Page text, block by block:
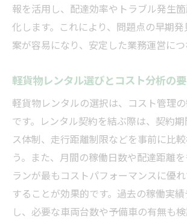
報を活用し、配達効率やトラブル発生
化します。これにより、問題点の早期
案が容易になり、安定した業務運営につ
軽貨物レンタル選びとコスト分析の
軽貨物レンタルの選択は、コスト管理
です。レンタル契約を結ぶ際は、契約
ス体制、走行距離制限などを事前に比
う。また、月間の稼働日数や配達距離
ランが最もコストパフォーマンスに優
することが効果的です。過去の稼働実
し、必要な車両台数や予備車の有無も検